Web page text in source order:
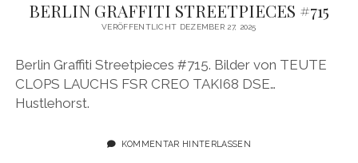
BERLIN GRAFFITI STREETPIECES #715
VERÖFFENTLICHT DEZEMBER 27, 2025
Berlin Graffiti Streetpieces #715. Bilder von TEUTE
CLOPS LAUCHS FSR CREO TAKI68 DSE…
Hustlehorst.
KOMMENTAR HINTERLASSEN